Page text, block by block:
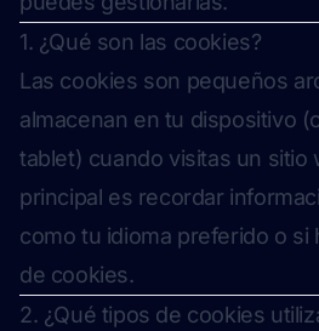
1. ¿Qué son las cookies?
Las cookies son pequeños
almacenan en tu dispositivo
tablet) cuando visitas un sitio
principal es recordar
como tu idioma preferido o si
de cookies.
2. ¿Qué tipos de cookies